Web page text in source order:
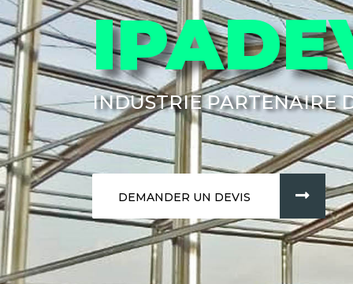
INDUSTRIE PARTENAIRE
DEMANDER UN DEVIS